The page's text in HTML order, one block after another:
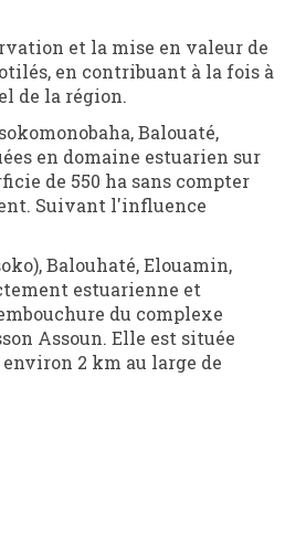
et la mise en valeur de
en contribuant à la fois à
de la région.
Balouaté,
en domaine estuarien sur
de 550 ha sans compter
Suivant l'influence
Balouhaté, Elouamin,
estuarienne et
du complexe
Assoun. Elle est située
2 km au large de